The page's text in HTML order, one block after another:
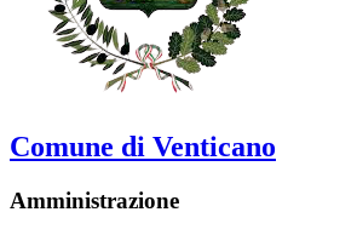
Comune di Venticano
Amministrazione